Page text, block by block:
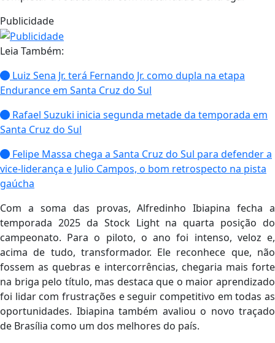
Publicidade
Leia Também:
Luiz Sena Jr. terá Fernando Jr. como dupla na etapa
Endurance em Santa Cruz do Sul
Rafael Suzuki inicia segunda metade da temporada em
Santa Cruz do Sul
Felipe Massa chega a Santa Cruz do Sul para defender a
vice-liderança e Julio Campos, o bom retrospecto na pista
gaúcha
Com a soma das provas, Alfredinho Ibiapina fecha a
temporada 2025 da Stock Light na quarta posição do
campeonato. Para o piloto, o ano foi intenso, veloz e,
acima de tudo, transformador. Ele reconhece que, não
fossem as quebras e intercorrências, chegaria mais forte
na briga pelo título, mas destaca que o maior aprendizado
foi lidar com frustrações e seguir competitivo em todas as
oportunidades. Ibiapina também avaliou o novo traçado
de Brasília como um dos melhores do país.